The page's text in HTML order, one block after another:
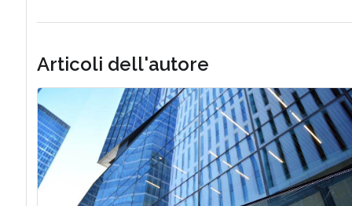
Articoli dell'autore